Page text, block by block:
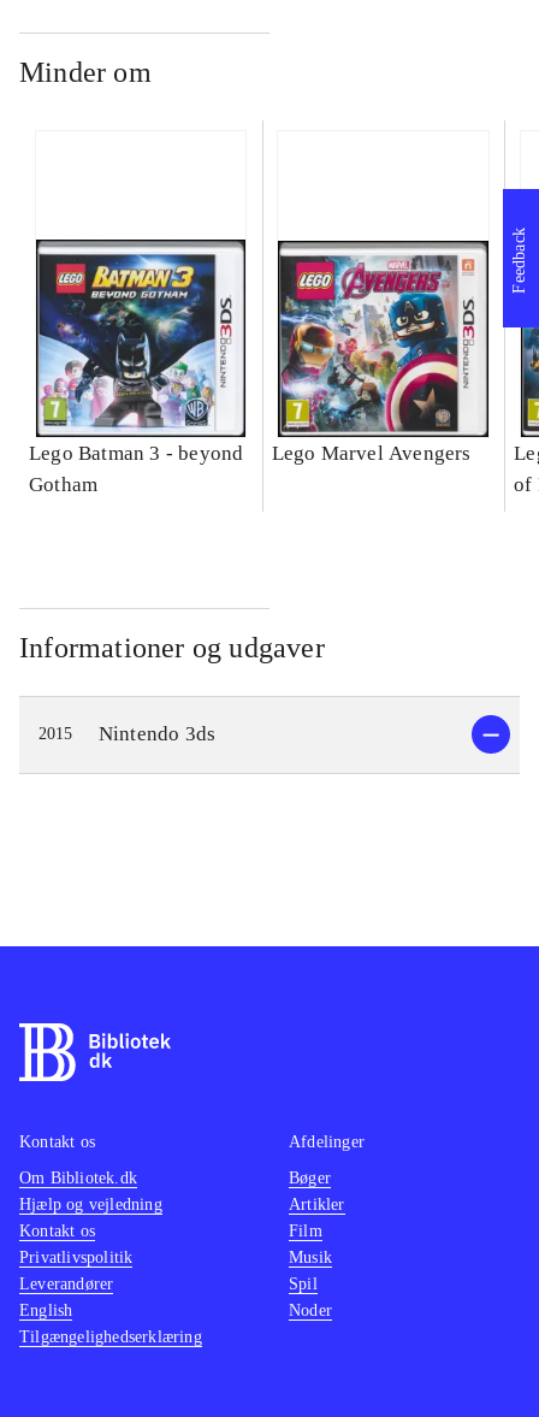
Minder om
Lego Batman 3 - beyond
Gotham
Lego Marvel Avengers
of
Informationer og udgaver
2015 Nintendo 3ds
Feedback
Kontakt os
Om Bibliotek.dk
Hjælp og vejledning
Kontakt os
Privatlivspolitik
Leverandører
English
Tilgængelighedserklæring
Afdelinger
Bøger
Artikler
Film
Musik
Spil
Noder